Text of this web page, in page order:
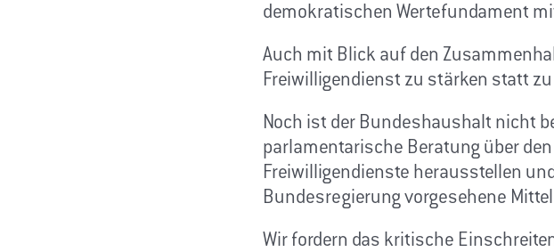
demokratischen Wertefundament
Auch mit Blick auf den
Freiwilligendienst zu stärken statt
Noch ist der Bundeshaushalt nicht
parlamentarische Beratung über
Freiwilligendienste herausstellen
Bundesregierung vorgesehene
Wir fordern das kritische